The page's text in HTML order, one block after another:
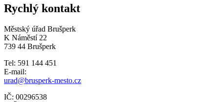
Rychlý kontakt
Městský úřad Brušperk
K Náměstí 22
739 44 Brušperk
Tel: 591 144 451
E-mail:
urad@brusperk-mesto.cz
IČ: 00296538